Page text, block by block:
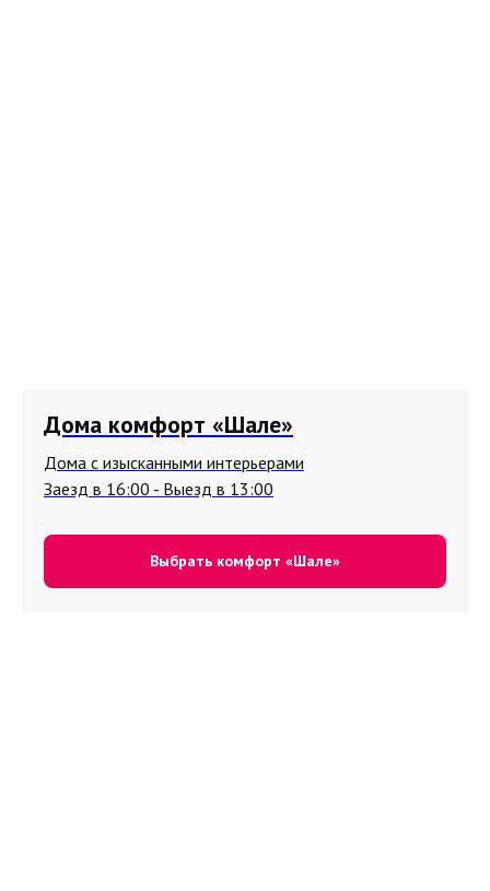
Дома комфорт «Шале»
Дома с изысканными интерьерами
Заезд в 16:00 - Выезд в 13:00
Выбрать комфорт «Шале»